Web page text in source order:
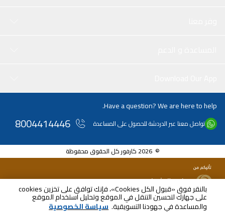
بالنقر فوق «قبول الكل Cookies»، فإنك توافق على تخزين cookies
على جهازك لتحسين التنقل في الموقع وتحليل استخدام الموقع
والمساعدة في جهودنا التسويقية. سياسة الخصوصية SAR114.00
شامل ضريبة القيمة المضافة
Have a question? We are here to help.
تواصل معنا عبر الدردشة للحصول على المساعدة 8004414446
© 2026 كارفور كل الحقوق محفوظة